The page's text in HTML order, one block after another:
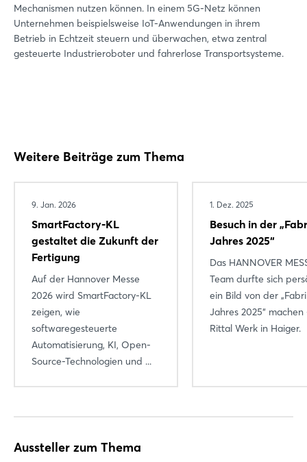
Mechanismen nutzen können. In einem 5G-Netz können
Unternehmen beispielsweise IoT-Anwendungen in ihrem
Betrieb in Echtzeit steuern und überwachen, etwa zentral
gesteuerte Industrieroboter und fahrerlose Transportsysteme.
Weitere Beiträge zum Thema
9. Jan. 2026
SmartFactory-KL
gestaltet die Zukunft der
Fertigung
Auf der Hannover Messe
2026 wird SmartFactory-KL
zeigen, wie
softwaregesteuerte
Automatisierung, KI, Open-
Source-Technologien und ...
1. Dez. 2025
Besuch in der
Jahres 2025“
Das HANNOVER
Team durfte sich
ein Bild von der
Jahres 2025“
Rittal Werk in Haiger.
Aussteller zum Thema